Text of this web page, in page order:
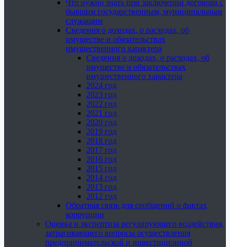
Что нужно знать при заключении договора с
бывшим государственным, муниципальным
служащим
Сведения о доходах, о расходах, об
имуществе и обязательствах
имущественного характера
Сведения о доходах, о расходах, об
имуществе и обязательствах
имущественного характера
2024 год
2023 год
2022 год
2021 год
2020 год
2019 год
2018 год
2017 год
2016 год
2015 год
2014 год
2013 год
2012 год
Обратная связь для сообщений о фактах
коррупции
Оценка и экспертиза регулирующего воздействия,
затрагивающего вопросы осуществления
предпринимательской и инвестиционной